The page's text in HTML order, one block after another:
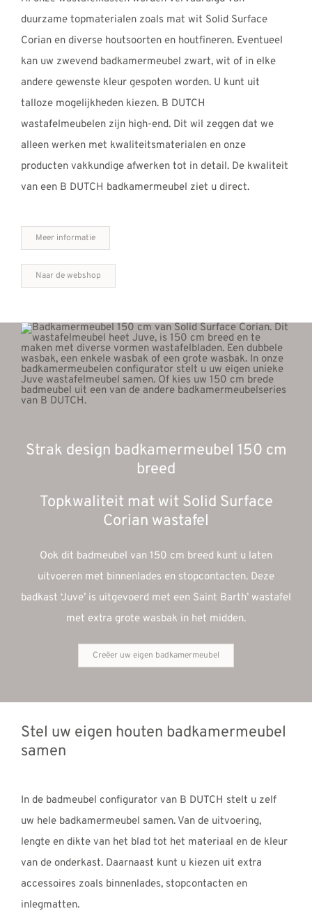
duurzame topmaterialen zoals mat wit Solid Surface
Corian en diverse houtsoorten en houtfineren. Eventueel
kan uw zwevend badkamermeubel zwart, wit of in elke
andere gewenste kleur gespoten worden. U kunt uit
talloze mogelijkheden kiezen. B DUTCH
wastafelmeubelen zijn high-end. Dit wil zeggen dat we
alleen werken met kwaliteitsmaterialen en onze
producten vakkundige afwerken tot in detail. De kwaliteit
van een B DUTCH badkamermeubel ziet u direct.
Meer informatie
Naar de webshop
Strak design badkamermeubel 150 cm
breed
Topkwaliteit mat wit Solid Surface
Corian wastafel
Ook dit badmeubel van 150 cm breed kunt u laten
uitvoeren met binnenlades en stopcontacten. Deze
badkast ‘Juve’ is uitgevoerd met een Saint Barth’ wastafel
met extra grote wasbak in het midden.
Creëer uw eigen badkamermeubel
Stel uw eigen houten badkamermeubel
samen
In de badmeubel configurator van B DUTCH stelt u zelf
uw hele badkamermeubel samen. Van de uitvoering,
lengte en dikte van het blad tot het materiaal en de kleur
van de onderkast. Daarnaast kunt u kiezen uit extra
accessoires zoals binnenlades, stopcontacten en
inlegmatten.